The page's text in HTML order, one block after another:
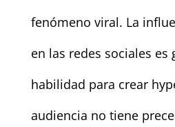
fenómeno viral. La
en las redes sociales es
habilidad para crear
audiencia no tiene